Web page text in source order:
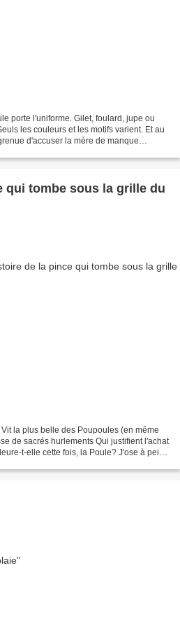
porte l'uniforme. Gilet, foulard, jupe ou
les couleurs et les motifs varient. Et au
d'accuser la mère de manque
qui tombe sous la grille du
la plus belle des Poupoules (en même
de sacrés hurlements Qui justifient l'achat
t-elle cette fois, la Poule? J'ose à peine